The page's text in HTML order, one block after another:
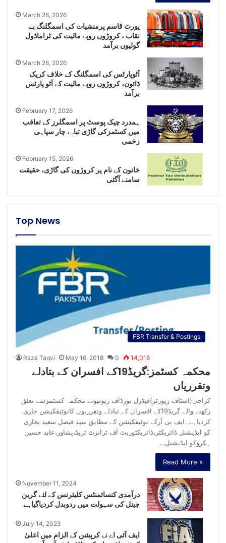
March 26, 2026
پورٹ قاسم پرمنشیات کی اسمگلنگ بے
نقاب ، کروڑوں روپے مالیت کی ٹراماڈول
گولیوں برآمد
March 26, 2026
آٹوپارٹس کی اسمگلنگ کے خلاف کریک
ڈائون، کروڑوں روپے مالیت کے آٹو پارٹس
برآمد
February 17, 2026
ہمدرد چیک پوسٹ پر اسمگلرز کے تعاقب
میں کسٹمزکی گاڑی تباہ، چار سپاہی
زخمی
February 15, 2026
خاتون کے نام پر کروڑوں کی گاڑی، حقیقت
سامنے آگئی
Top News
FBR Transfer & Postings
Raza Taqvi May 16, 2018 0 14,016
محکمہ کسٹمز:گریڈ19کے افسران کے بتادلے
وتقرریاں
کراچی(اسٹاف رپورٹر)فیڈرل بورڈآف ریونیونے محکمہ کسٹمزسے تعلق
رکھنے والے گریڈ19کے افسران کے تبادلے وتقرریوں کانوٹیفکیشن جاری
کردیاہے۔ایف بی آرکے نوٹیفکیشن کے مطابق سید فیصل سعید بخاری
کو ایڈیشنل ڈائریکٹر،ڈائریکٹوریٹ آف ٹرانزٹ ٹریڈ،پشاور،عابد حسین
ہکروکو ایڈیشنل…
Read More »
November 11, 2024
درآمدی کنسائمنٹس کلیئرنس کے لئے گرین
چینل کی سہولت میں ردوبدل کردیاگیاہے
July 14, 2023
ایف آئی اے نے کرپشن کے الزام میں اعلیٰ